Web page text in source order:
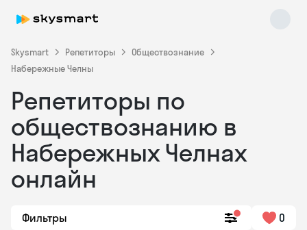
Skysmart Репетиторы
Обществознание
Набережные Челны
Репетиторы по
обществознанию в
Набережных Челнах
онлайн
Фильтры 0
Skysmart Chat